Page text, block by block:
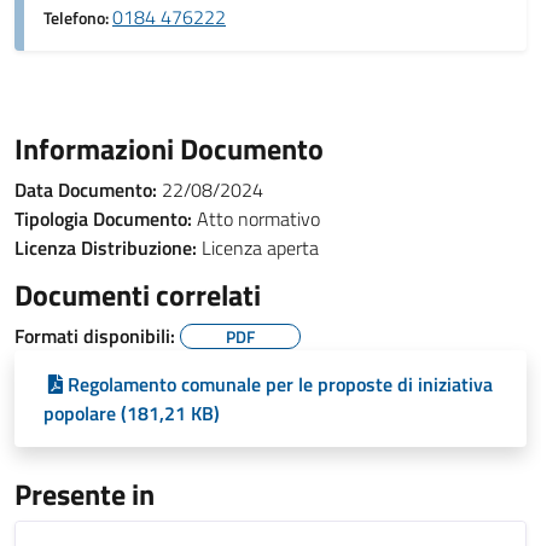
Telefono:0184 476222
Informazioni Documento
Data Documento: 22/08/2024
Tipologia Documento: Atto normativo
Licenza Distribuzione: Licenza aperta
Documenti correlati
Formati disponibili: PDF
Regolamento comunale per le proposte di iniziativa
popolare (181,21 KB)
Presente in